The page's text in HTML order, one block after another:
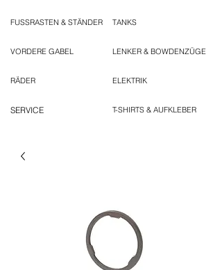
FUSSRASTEN & STÄNDER
VORDERE GABEL
RÄDER
SERVICE
TANKS
LENKER & BOWDENZÜGE
ELEKTRIK
T-SHIRTS & AUFKLEBER